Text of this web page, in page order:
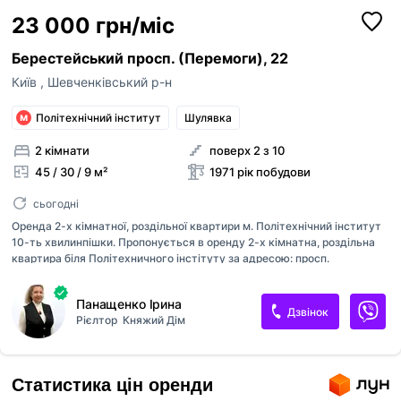
23 000 грн/міс
Берестейський просп. (Перемоги), 22
Київ , Шевченківський р-н
Політехнічний інститут Шулявка
2 кімнати
45 / 30 / 9 м²
поверх 2 з 10
1971 рік побудови
сьогодні
Оренда 2-х кімнатної, роздільної квартири м. Політехнічний інститут
10-ть хвилинпішки. Пропонується в оренду 2-х кімнатна, роздільна
квартира біля Політехничного інстітуту за адресою: просп.
будинку. Площа: 45/30/9 кв. м. Якісний ремонт, повністю
укомплектована всіма необхідними меблями і технікою. Є
посудомийна машина, газова плита, бойлер. С/в сумісний, балкон
засклений, встановлена ​​охоронна сигналізація. Прекрасна
інфраструктура і транспортна розв'язка, до ст. м. Політехнічний
інститут 7-10 хв. пішки. Вартість 23 000 грн.+ комунальні послуги.
Панащенко Ірина
Рієлтор Княжий Дім
Дзвінок
Статистика цін оренди